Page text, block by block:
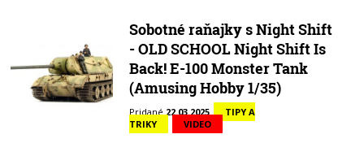
Sobotné raňajky s Night Shift
- OLD SCHOOL Night Shift Is
Back! E-100 Monster Tank
(Amusing Hobby 1/35)
Pridané 22.03.2025
TIPY A
TRIKY
VIDEO